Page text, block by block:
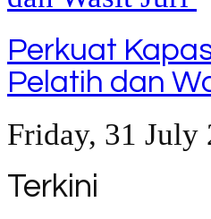
Perkuat
Pelatih dan
Friday, 31 July
Terkini